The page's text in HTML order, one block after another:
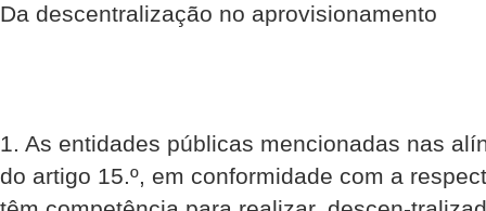
Da descentralização no aprovisionamento
1. As entidades públicas mencionadas nas
do artigo 15.º, em conformidade com a